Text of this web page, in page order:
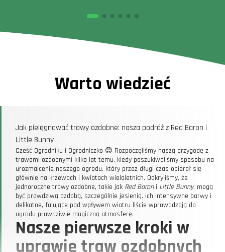
Warto wiedzieć
Jak pielęgnować trawy ozdobne: nasza podróż z Red Baron i
Little Bunny
Cześć Ogrodniku i Ogrodniczko 😊 Rozpoczęliśmy naszą przygodę z
trawami ozdobnymi kilka lat temu, kiedy poszukiwaliśmy sposobu na
urozmaicenie naszego ogrodu, który przez długi czas opierał się
głównie na krzewach i kwiatach wieloletnich. Odkryliśmy, że
jednoroczne trawy ozdobne, takie jak Red Baroni Little Bunny, mogą
być prawdziwą ozdobą, szczególnie jesienią. Ich intensywne barwy i
delikatne, falujące pod wpływem wiatru liście wprowadzają do
ogrodu prawdziwie magiczną atmosferę.
Nasze pierwsze kroki w
uprawie traw ozdobnych